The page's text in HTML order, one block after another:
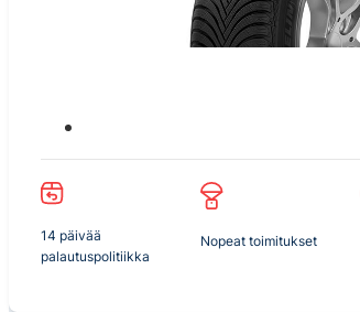
14 päivää
palautuspolitiikka
Nopeat toimitukset